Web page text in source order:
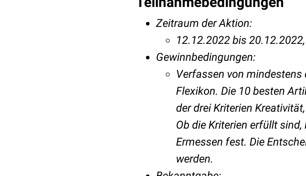
Zeitraum der Aktion:
12.12.2022 bis
Gewinnbedingungen:
Verfassen von
Flexikon. Die 10 besten
der drei Kriterien
Ob die Kriterien erfüllt
Ermessen fest. Die
werden.